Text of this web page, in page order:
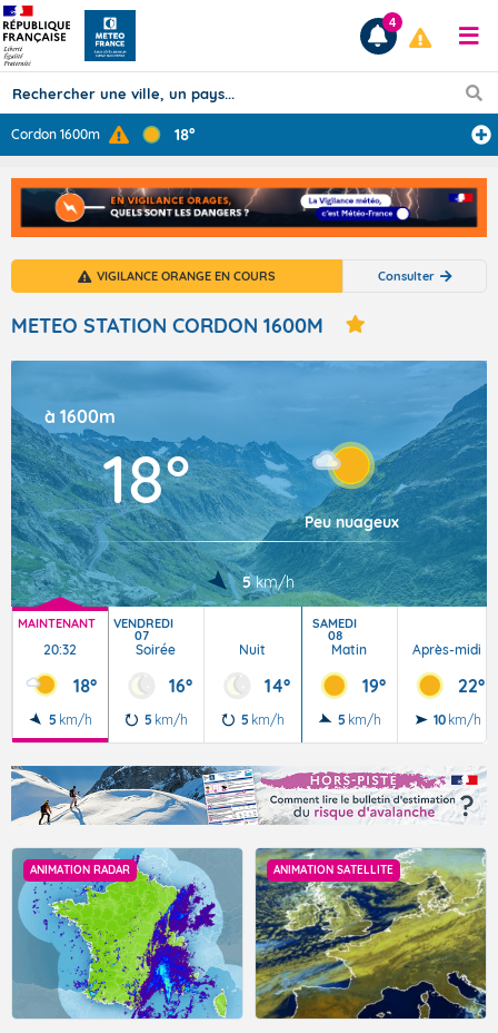
Prévisions
TOUS LES RÉSULTATS
Articles
4
Cordon 1600m 18°
VIGILANCE ORANGE EN COURS Consulter
METEO STATION CORDON 1600M
à 1600m
18°
Peu nuageux
5 km/h
MAINTENANT
20:32
18°
5 km/h
VENDREDI
07
Soirée
16°
5 km/h
Nuit
14°
5 km/h
SAMEDI
08
Matin
19°
5 km/h
Après-midi
22°
10 km/h
ANIMATION RADAR ANIMATION SATELLITE